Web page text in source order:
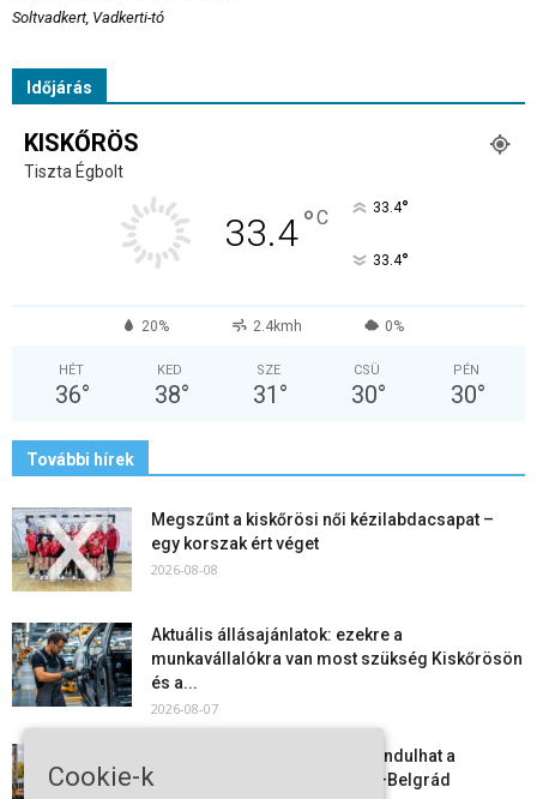
Soltvadkert, Vadkerti-tó
Időjárás
KISKŐRÖS
Tiszta Égbolt
33.4°C 33.4°
33.4°
20% 2.4kmh 0%
HÉT
36°
KED
38°
SZE
31 °
CSÜ
30°
PÉN
30°
További hírek
Megszűnt a kiskőrösi női kézilabdacsapat –
egy korszak ért véget
2026-08-08
Aktuális állásajánlatok: ezekre a
munkavállalókra van most szükség Kiskőrösön
és a...
2026-08-07
Vitézy Dávid: már ősszel újraindulhat a
személyszállítás a Budapest–Belgrád
Cookie-k